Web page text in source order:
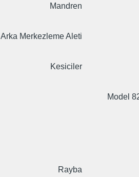
Mandren
Arka Merkezleme Aleti
Kesiciler
Model
Rayba